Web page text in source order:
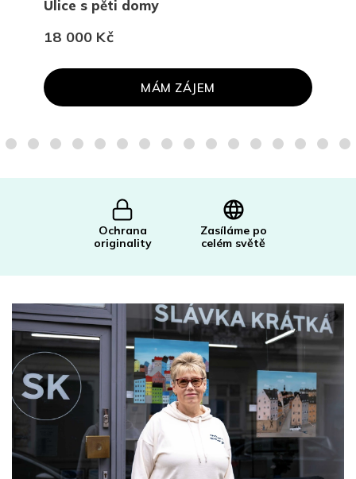
Ulice s pěti domy
18 000 Kč
MÁM ZÁJEM
Ochrana
originality
Zasíláme po
celém světě